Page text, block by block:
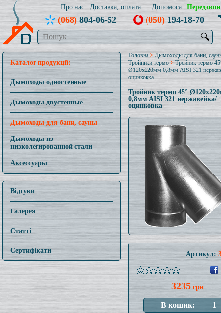
Про нас Доставка, оплата... Допомога
(068)804-06-52 (050)194-18-70
🔍
Каталог продукції:
Дымоходы одностенные
Дымоходы двустенные
Дымоходы для бани, сауны
Дымоходы из
низколегированной стали
Аксессуары
Відгуки
Галерея
Статті
Сертифікати
Головна > Дымоходы для бани,
Тройники термо>Тройник термо
Ø120x220мм 0,8мм AISI 321
оцинковка
Тройник термо 45°
0,8мм AISI 321 нержавейка/
оцинковка
Артикул:
3235 грн